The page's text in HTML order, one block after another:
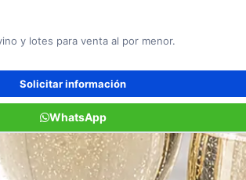
y lotes para venta al por menor.
Solicitar información
WhatsApp